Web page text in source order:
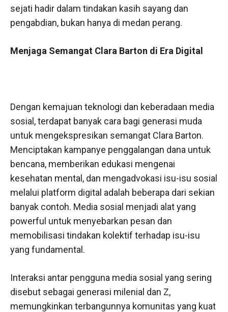
sejati hadir dalam tindakan kasih sayang dan
pengabdian, bukan hanya di medan perang.
Menjaga Semangat Clara Barton di Era Digital
Dengan kemajuan teknologi dan keberadaan media
sosial, terdapat banyak cara bagi generasi muda
untuk mengekspresikan semangat Clara Barton.
Menciptakan kampanye penggalangan dana untuk
bencana, memberikan edukasi mengenai
kesehatan mental, dan mengadvokasi isu-isu sosial
melalui platform digital adalah beberapa dari sekian
banyak contoh. Media sosial menjadi alat yang
powerful untuk menyebarkan pesan dan
memobilisasi tindakan kolektif terhadap isu-isu
yang fundamental.
Interaksi antar pengguna media sosial yang sering
disebut sebagai generasi milenial dan Z,
memungkinkan terbangunnya komunitas yang kuat